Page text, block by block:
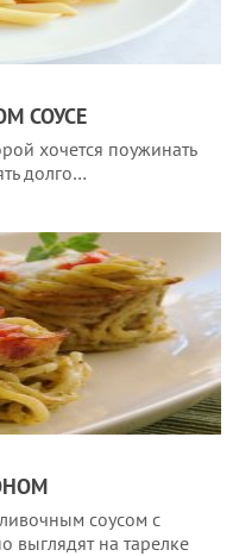
СОУСЕ
хочется поужинать
долго…
соусом с
выглядят на тарелке